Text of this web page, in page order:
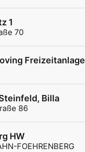
1
70
Freizeitanlage
Billa
86
HW
FOEHRENBERG